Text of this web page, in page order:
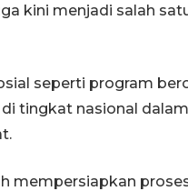
kini menjadi salah
seperti program
tingkat nasional
mempersiapkan